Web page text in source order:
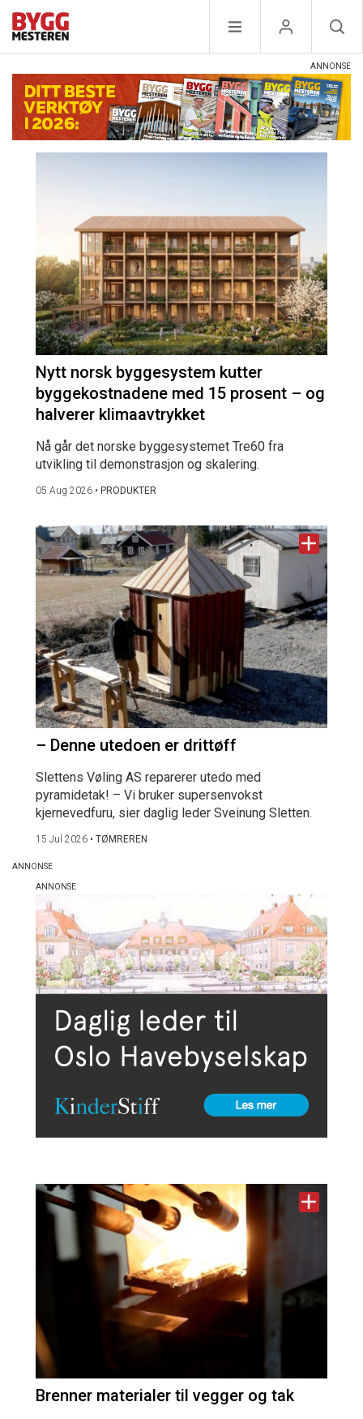
Nytt norsk byggesystem kutter
byggekostnadene med 15 prosent – og
halverer klimaavtrykket
Nå går det norske byggesystemet Tre60 fra
utvikling til demonstrasjon og skalering.
05 Aug 2026 • PRODUKTER
– Denne utedoen er drittøff
Slettens Vøling AS reparerer utedo med
pyramidetak! – Vi bruker supersenvokst
kjernevedfuru, sier daglig leder Sveinung Sletten.
15 Jul 2026 • TØMREREN
Brenner materialer til vegger og tak